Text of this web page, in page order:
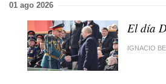
01 ago 2026
El día
IGNACIO